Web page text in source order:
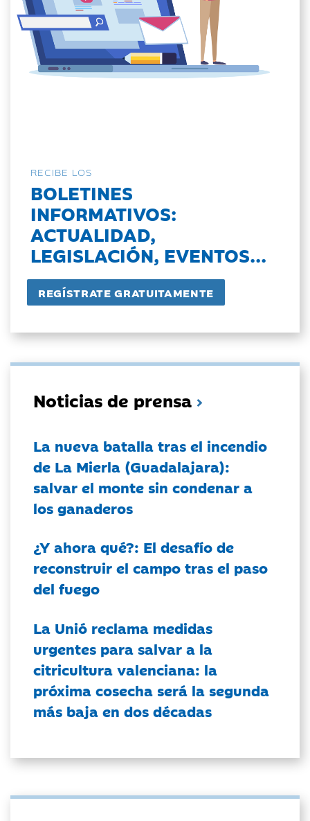
RECIBE LOS
BOLETINES
INFORMATIVOS:
ACTUALIDAD,
LEGISLACIÓN, EVENTOS...
Noticias de prensa
La nueva batalla tras el incendio
de La Mierla (Guadalajara):
salvar el monte sin condenar a
los ganaderos
¿Y ahora qué?: El desafío de
reconstruir el campo tras el paso
del fuego
La Unió reclama medidas
urgentes para salvar a la
citricultura valenciana: la
próxima cosecha será la segunda
más baja en dos décadas